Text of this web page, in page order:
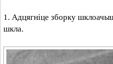
1. Адцягніце зборку
шкла.